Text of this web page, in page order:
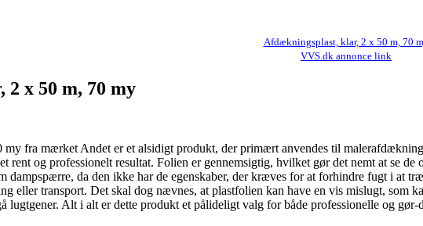
Afdækningsplast, klar, 2 x 50 m, 70
VVS.dk annonce link
x 50 m, 70 my
fra mærket Andet er et alsidigt produkt, der primært anvendes til
rent og professionelt resultat. Folien er gennemsigtig, hvilket gør det nemt at se
dampspærre, da den ikke har de egenskaber, der kræves for at forhindre fugt i at
eller transport. Det skal dog nævnes, at plastfolien kan have en vis mislugt, som
lugtgener. Alt i alt er dette produkt et pålideligt valg for både professionelle og